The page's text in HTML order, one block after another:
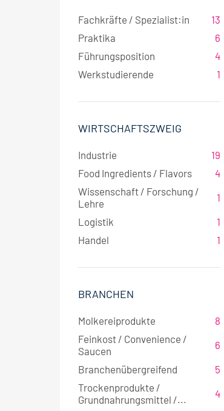
Fachkräfte / Spezialist:in
13
Praktika
6
Führungsposition
4
Werkstudierende
1
WIRTSCHAFTSZWEIG
Industrie
19
Food Ingredients / Flavors
4
Wissenschaft / Forschung /
Lehre
1
Logistik
1
Handel
1
BRANCHEN
Molkereiprodukte
8
Feinkost / Convenience /
Saucen
6
Branchenübergreifend
5
Trockenprodukte /
Grundnahrungsmittel /...
4